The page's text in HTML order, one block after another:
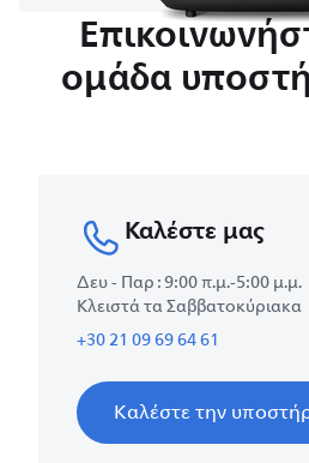
ομάδα
Καλέστε μας
Δευ - Παρ : 9:00 π.μ.-5:00 μ.μ.
Κλειστά τα Σαββατοκύριακα
+30 21 09 69 64 61
Καλέστε την